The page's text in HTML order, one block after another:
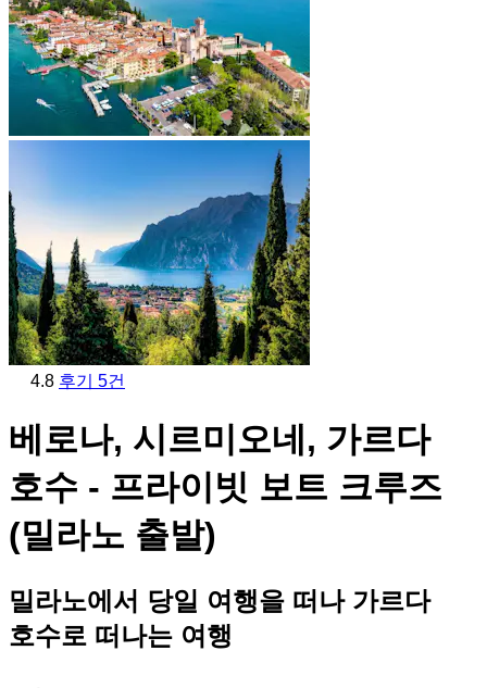
4.8 후기 5건
베로나, 시르미오네, 가르다
호수 - 프라이빗 보트 크루즈
(밀라노 출발)
밀라노에서 당일 여행을 떠나 가르다
호수로 떠나는 여행